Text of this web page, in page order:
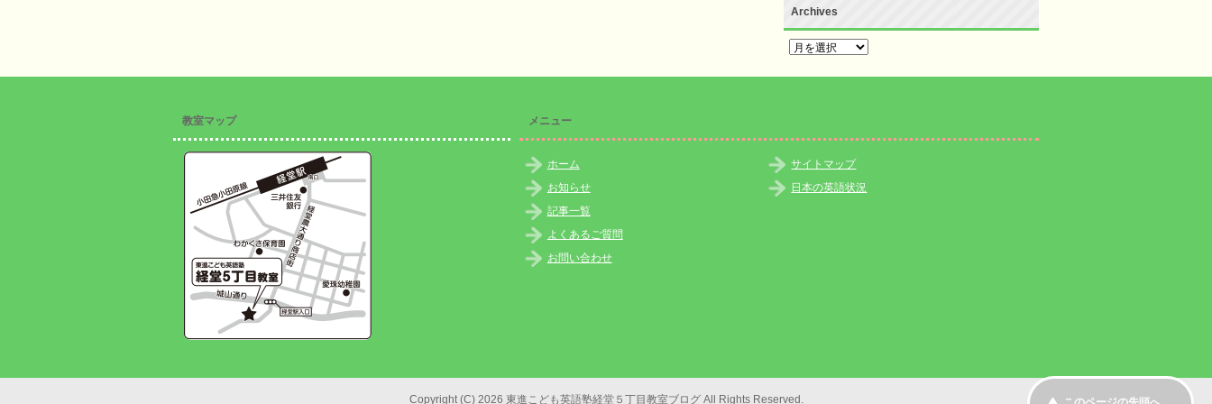
Archives
Archives
教室マップ メニュー
ホーム
お知らせ
記事一覧
よくあるご質問
お問い合わせ
サイトマップ
日本の英語状況
Copyright (C) 2026 東進こども英語塾経堂５丁目教室ブログ All Rights Reserved.